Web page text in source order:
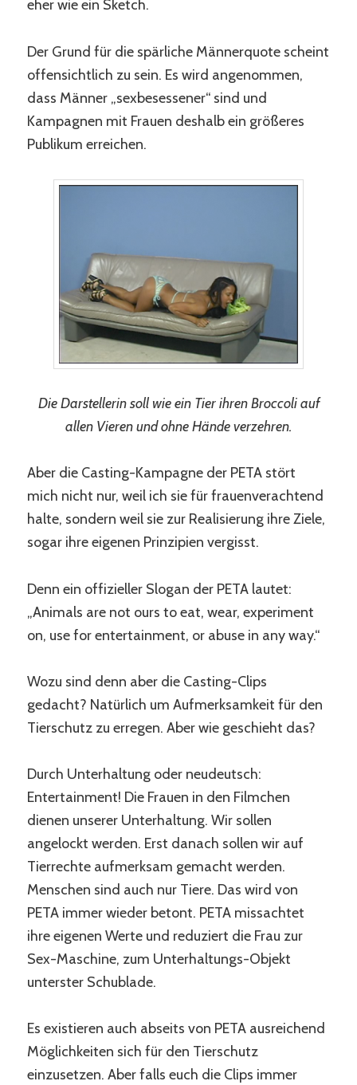
eher wie ein Sketch.
Der Grund für die spärliche Männerquote scheint
offensichtlich zu sein. Es wird angenommen,
dass Männer „sexbesessener“ sind und
Kampagnen mit Frauen deshalb ein größeres
Publikum erreichen.
Die Darstellerin soll wie ein Tier ihren Broccoli auf
allen Vieren und ohne Hände verzehren.
Aber die Casting-Kampagne der PETA stört
mich nicht nur, weil ich sie für frauenverachtend
halte, sondern weil sie zur Realisierung ihre Ziele,
sogar ihre eigenen Prinzipien vergisst.
Denn ein offizieller Slogan der PETA lautet:
„Animals are not ours to eat, wear, experiment
on, use for entertainment, or abuse in any way.“
Wozu sind denn aber die Casting-Clips
gedacht? Natürlich um Aufmerksamkeit für den
Tierschutz zu erregen. Aber wie geschieht das?
Durch Unterhaltung oder neudeutsch:
Entertainment! Die Frauen in den Filmchen
dienen unserer Unterhaltung. Wir sollen
angelockt werden. Erst danach sollen wir auf
Tierrechte aufmerksam gemacht werden.
Menschen sind auch nur Tiere. Das wird von
PETA immer wieder betont. PETA missachtet
ihre eigenen Werte und reduziert die Frau zur
Sex-Maschine, zum Unterhaltungs-Objekt
unterster Schublade.
Es existieren auch abseits von PETA ausreichend
Möglichkeiten sich für den Tierschutz
einzusetzen. Aber falls euch die Clips immer